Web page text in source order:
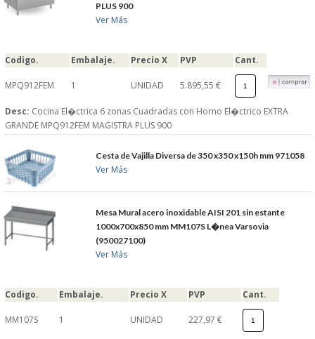
PLUS 900
Ver Más
Codigo. Embalaje. Precio X PVP Cant.
MPQ912FEM 1 UNIDAD 5.895,55 €
Desc: Cocina El�ctrica 6 zonas Cuadradas con Horno El�ctrico EXTRA
GRANDE MPQ912FEM MAGISTRA PLUS 900
Cesta de Vajilla Diversa de 350 x350 x150h mm 971058
Ver Más
Mesa Mural acero inoxidable AISI 201 sin estante
1000x700x850 mm MM107S L�nea Varsovia
(950027100)
Ver Más
Codigo. Embalaje. Precio X PVP Cant.
MM107S 1 UNIDAD 227,97 €